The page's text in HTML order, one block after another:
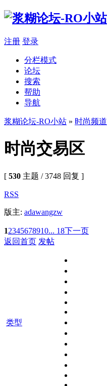
注册 登录
分栏模式
论坛
搜索
帮助
导航
浆糊论坛-RO小站 » 时尚频道
时尚交易区
[ 530 主题 / 3748 回复 ]
RSS
版主: adawangzw
12345678910... 18下一页
返回首页 发帖
类型